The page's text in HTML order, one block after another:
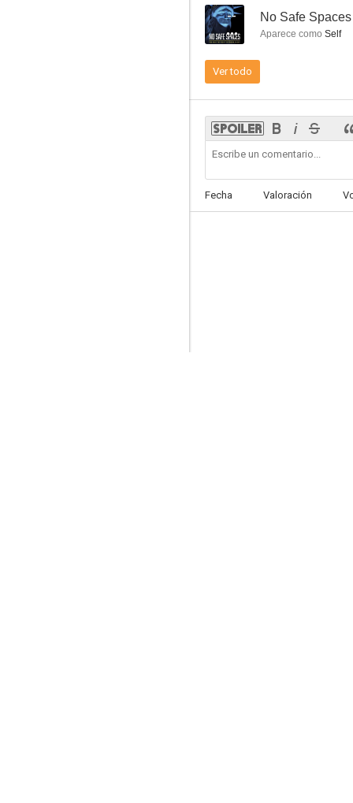
7.8
7.1
-- No Safe Spaces
Aparece como Self
Ver todo
Fecha Valoración